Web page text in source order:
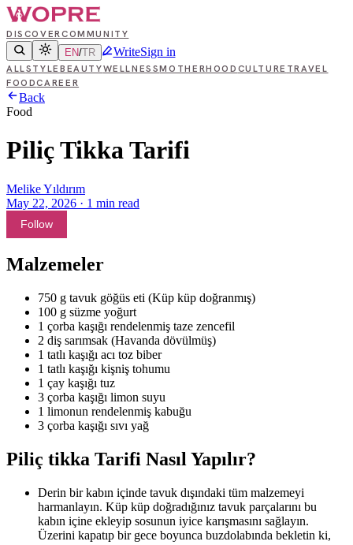
DISCOVERCOMMUNITY
EN/TR WriteSign in
ALLSTYLE BEAUTYWELLNESSMOTHERHOOD CULTURE TRAVEL
FOODCAREER
Back
Food
Piliç Tikka Tarifi
Melike Yıldırım
May 22, 2026 · 1 min read
Follow
Malzemeler
750 g tavuk göğüs eti (Küp küp doğranmış)
100 g süzme yoğurt
1 çorba kaşığı rendelenmiş taze zencefil
2 diş sarımsak (Havanda dövülmüş)
1 tatlı kaşığı acı toz biber
1 tatlı kaşığı kişniş tohumu
1 çay kaşığı tuz
3 çorba kaşığı limon suyu
1 limonun rendelenmiş kabuğu
3 çorba kaşığı sıvı yağ
Piliç tikka Tarifi Nasıl Yapılır?
Derin bir kabın içinde tavuk dışındaki tüm malzemeyi
harmanlayın. Küp küp doğradığınız tavuk parçalarını bu
kabın içine ekleyip sosunun iyice karışmasını sağlayın.
Üzerini kapatıp bir gece boyunca buzdolabında bekletin ki,